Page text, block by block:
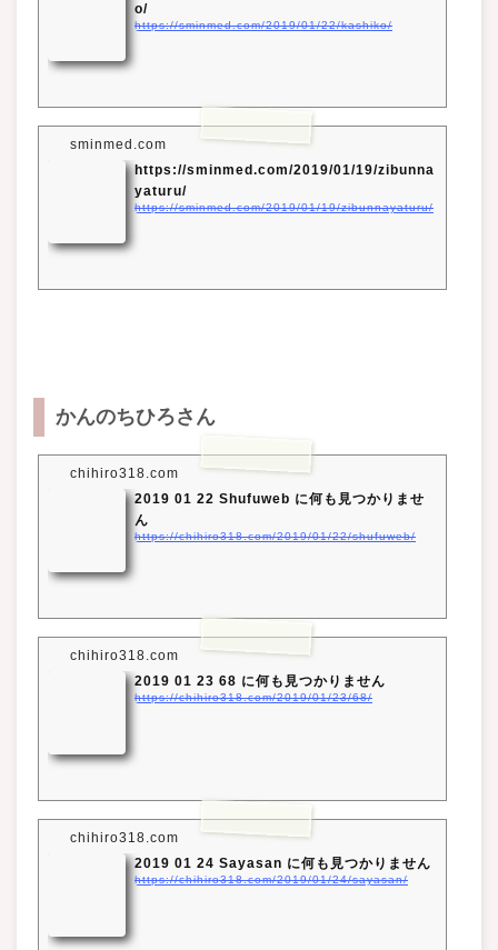
o/
https://sminmed.com/2019/01/22/kashiko/
sminmed.com
https://sminmed.com/2019/01/19/zibunna
yaturu/
https://sminmed.com/2019/01/19/zibunnayaturu/
かんのちひろさん
chihiro318.com
2019 01 22 Shufuweb に何も見つかりませ
ん
https://chihiro318.com/2019/01/22/shufuweb/
chihiro318.com
2019 01 23 68 に何も見つかりません
https://chihiro318.com/2019/01/23/68/
chihiro318.com
2019 01 24 Sayasan に何も見つかりません
https://chihiro318.com/2019/01/24/sayasan/